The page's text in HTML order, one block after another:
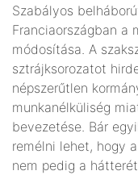
Szabályos
Franciaországban a
módosítása. A
sztrájksorozatot
népszerűtlen
munkanélküliség
bevezetése. Bár
remélni lehet, hogy
nem pedig a